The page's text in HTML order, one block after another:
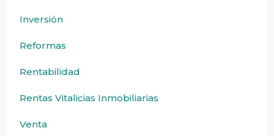
Inversión
Reformas
Rentabilidad
Rentas Vitalicias Inmobiliarias
Venta